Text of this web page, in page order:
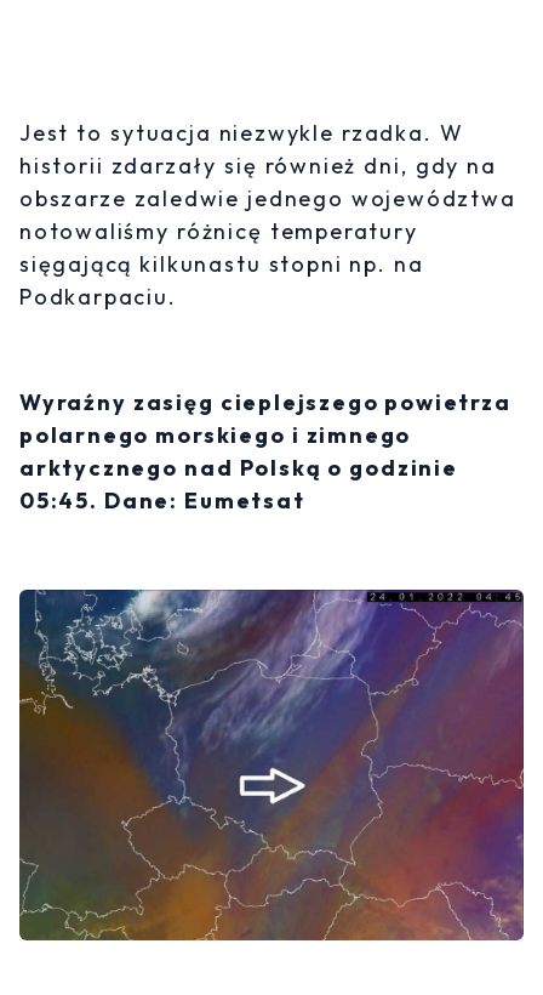
Jest to sytuacja niezwykle rzadka. W
historii zdarzały się również dni, gdy na
obszarze zaledwie jednego województwa
notowaliśmy różnicę temperatury
sięgającą kilkunastu stopni np. na
Podkarpaciu.
Wyraźny zasięg cieplejszego powietrza
polarnego morskiego i zimnego
arktycznego nad Polską o godzinie
05:45. Dane: Eumetsat